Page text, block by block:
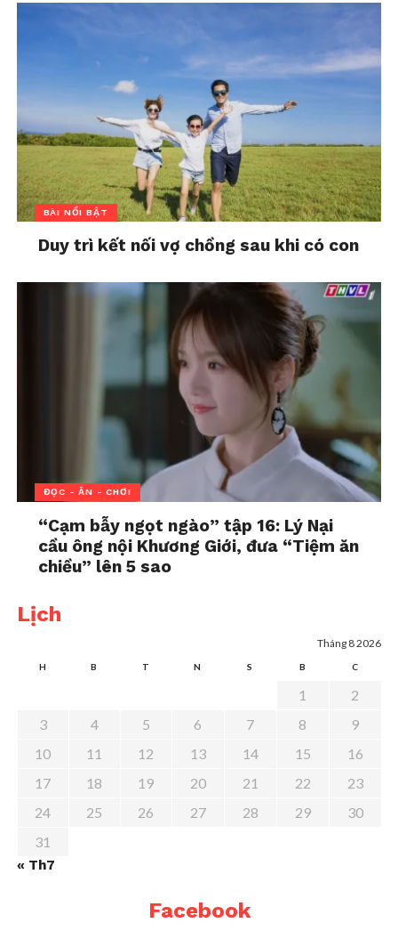
BÀI NỔI BẬT
Duy trì kết nối vợ chồng sau khi có con
ĐỌC - ĂN - CHƠI
“Cạm bẫy ngọt ngào” tập 16: Lý Nại
cầu ông nội Khương Giới, đưa “Tiệm ăn
chiều” lên 5 sao
Lịch
Tháng 8 2026
H B T N S B C
1
2
3
4 5 6 7 8
9
10
11 12 13 14 15
16
17
18 19 20 21 22
23
24
25 26 27 28 29
30
31
« Th7
Facebook